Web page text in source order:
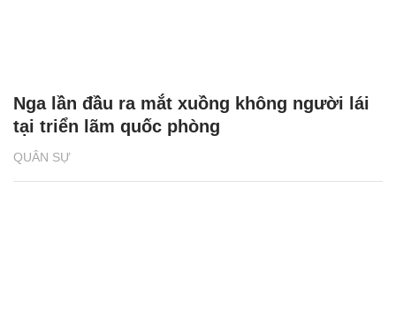
QUÂN SỰ
Nga lần đầu ra mắt xuồng không người lái
tại triển lãm quốc phòng